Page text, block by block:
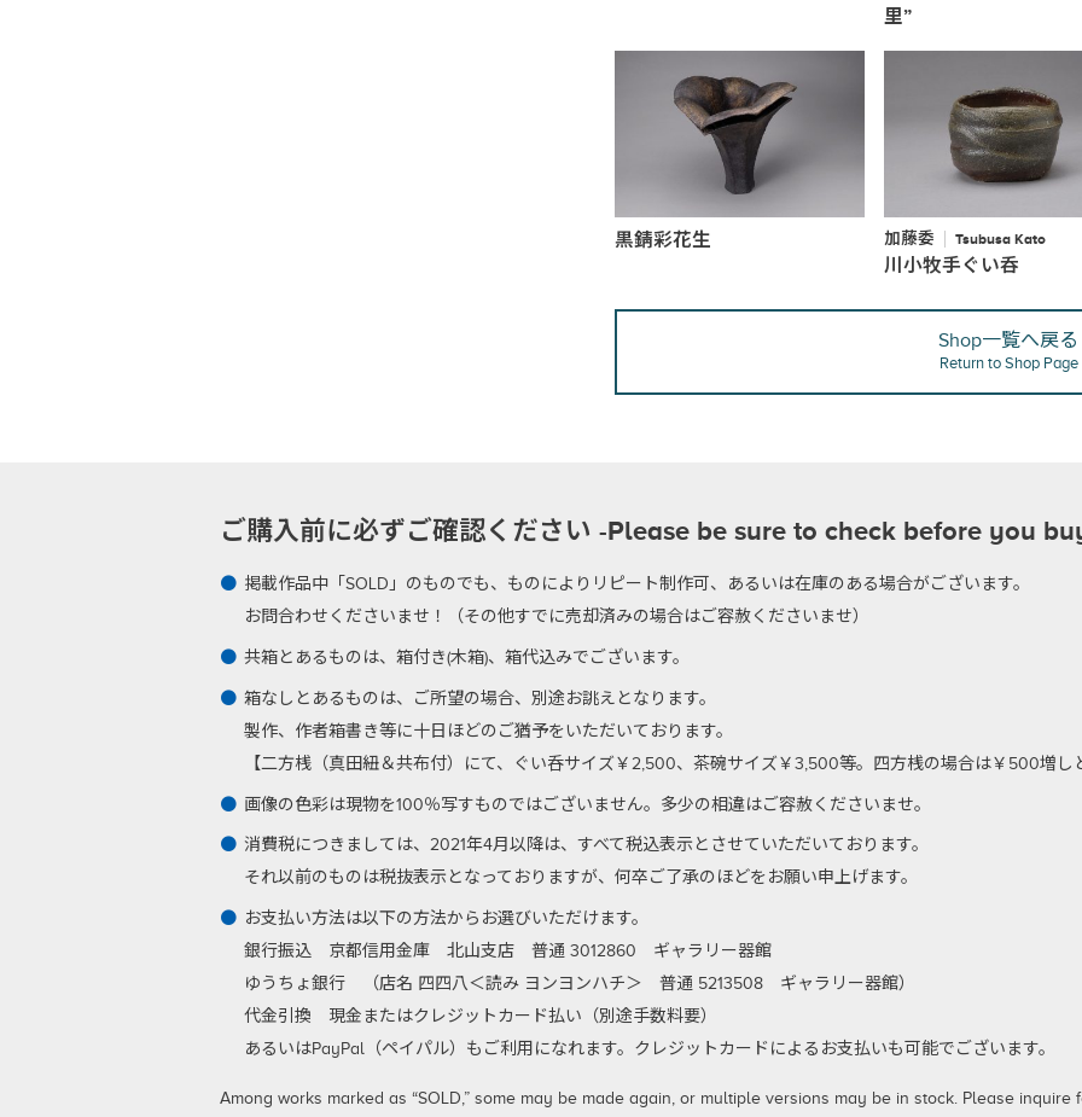
里”
黒錆彩花生 加藤委 Tsubusa Kato
川小牧手ぐい呑
Shop一覧へ戻る
Return to Shop Page
ご購入前に必ずご確認ください -Please be sure to check before you
掲載作品中「SOLD」のものでも、ものによりリピート制作可、あるいは在庫のある場合がございます。
お問合わせくださいませ！（その他すでに売却済みの場合はご容赦くださいませ）
共箱とあるものは、箱付き(木箱)、箱代込みでございます。
箱なしとあるものは、ご所望の場合、別途お誂えとなります。
製作、作者箱書き等に十日ほどのご猶予をいただいております。
【二方桟（真田紐＆共布付）にて、ぐい呑サイズ￥2,500、茶碗サイズ￥3,500等。四方桟の場合は￥500増し
画像の色彩は現物を100％写すものではございません。多少の相違はご容赦くださいませ。
消費税につきましては、2021年4月以降は、すべて税込表示とさせていただいております。
それ以前のものは税抜表示となっておりますが、何卒ご了承のほどをお願い申上げます。
お支払い方法は以下の方法からお選びいただけます。
銀行振込 京都信用金庫 北山支店 普通 3012860 ギャラリー器館
ゆうちょ銀行 （店名 四四八＜読み ヨンヨンハチ＞ 普通 5213508 ギャラリー器館）
代金引換 現金またはクレジットカード払い（別途手数料要）
あるいはPayPal（ペイパル）もご利用になれます。クレジットカードによるお支払いも可能でございます。
Among works marked as “SOLD,” some may be made again, or multiple versions may be in stock. Please